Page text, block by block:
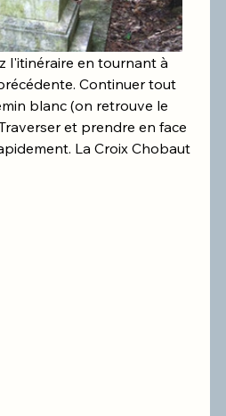
l'itinéraire en tournant à
Continuer tout
blanc (on retrouve le
et prendre en face
La Croix Chobaut